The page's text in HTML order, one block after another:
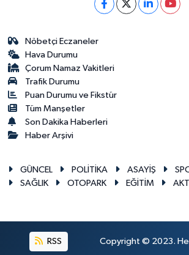
Nöbetçi Eczaneler
Hava Durumu
Çorum Namaz Vakitleri
Trafik Durumu
Puan Durumu ve Fikstür
Tüm Manşetler
Son Dakika Haberleri
Haber Arşivi
GÜNCEL POLİTİKA ASAYİŞ
SAĞLIK
OTOPARK EĞİTİM
RSS Copyright © 2023. Her